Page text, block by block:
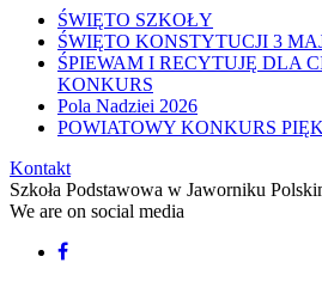
ŚWIĘTO SZKOŁY
ŚWIĘTO KONSTYTUCJI 3
ŚPIEWAM I RECYTUJĘ DLA
KONKURS
Pola Nadziei 2026
POWIATOWY KONKURS
Kontakt
Szkoła Podstawowa w Jaworniku
We are on social media
Facebook